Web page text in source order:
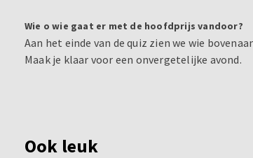
Wie o wie gaat er met de hoofdprijs vandoor?
Aan het einde van de quiz zien we wie
Maak je klaar voor een onvergetelijke avond.
Ook leuk